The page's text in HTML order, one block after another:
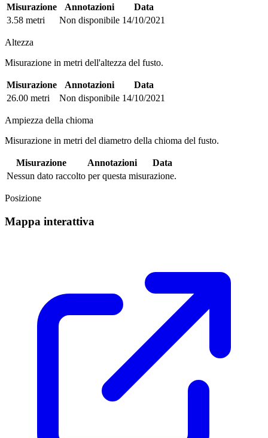
Misurazione Annotazioni
Data
3.58 metri
Non disponibile 14/10/2021
Altezza
Misurazione in metri dell'altezza del fusto.
Misurazione Annotazioni
Data
26.00 metri
Non disponibile 14/10/2021
Ampiezza della chioma
Misurazione in metri del diametro della chioma del fusto.
Misurazione Annotazioni
Data
Nessun dato raccolto per questa misurazione.
Posizione
Mappa interattiva